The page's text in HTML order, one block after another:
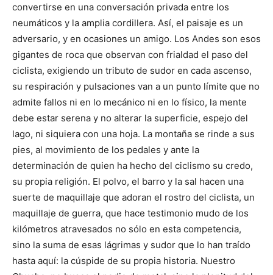
convertirse en una conversación privada entre los
neumáticos y la amplia cordillera. Así, el paisaje es un
adversario, y en ocasiones un amigo. Los Andes son esos
gigantes de roca que observan con frialdad el paso del
ciclista, exigiendo un tributo de sudor en cada ascenso,
su respiración y pulsaciones van a un punto límite que no
admite fallos ni en lo mecánico ni en lo físico, la mente
debe estar serena y no alterar la superficie, espejo del
lago, ni siquiera con una hoja. La montaña se rinde a sus
pies, al movimiento de los pedales y ante la
determinación de quien ha hecho del ciclismo su credo,
su propia religión. El polvo, el barro y la sal hacen una
suerte de maquillaje que adoran el rostro del ciclista, un
maquillaje de guerra, que hace testimonio mudo de los
kilómetros atravesados no sólo en esta competencia,
sino la suma de esas lágrimas y sudor que lo han traído
hasta aquí: la cúspide de su propia historia. Nuestro